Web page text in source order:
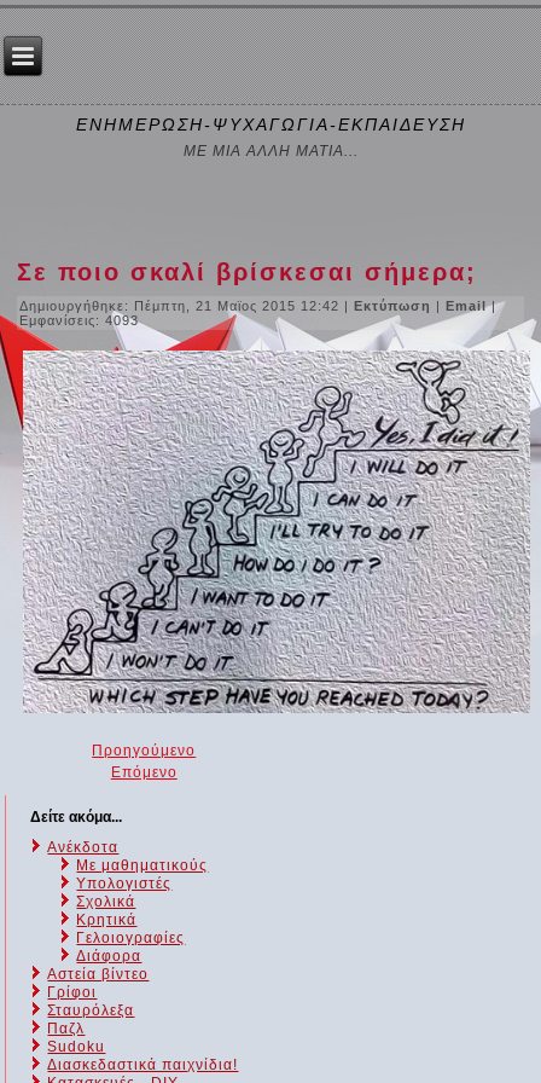
ΕΝΗΜΕΡΩΣΗ-ΨΥΧΑΓΩΓΙΑ-ΕΚΠΑΙΔΕΥΣΗ
ΜΕ ΜΙΑ ΑΛΛΗ ΜΑΤΙΑ...
Σε ποιο σκαλί βρίσκεσαι σήμερα;
Δημιουργήθηκε: Πέμπτη, 21 Μαϊος 2015 12:42 |Εκτύπωση |Email|
Εμφανίσεις: 4093
Προηγούμενο
Επόμενο
Δείτε ακόμα...
Ανέκδοτα
Με μαθηματικούς
Υπολογιστές
Σχολικά
Κρητικά
Γελοιογραφίες
Διάφορα
Αστεία βίντεο
Γρίφοι
Σταυρόλεξα
Παζλ
Sudoku
Διασκεδαστικά παιχνίδια!